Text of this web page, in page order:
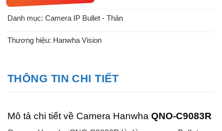
Danh mục: Camera IP Bullet - Thân
Thương hiệu: Hanwha Vision
THÔNG TIN CHI TIẾT
Mô tả chi tiết về Camera Hanwha QNO-C9083R